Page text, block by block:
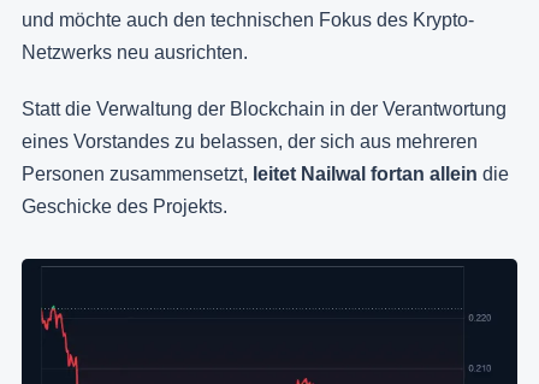
und möchte auch den technischen Fokus des Krypto-
Netzwerks neu ausrichten.
Statt die Verwaltung der Blockchain in der Verantwortung
eines Vorstandes zu belassen, der sich aus mehreren
Personen zusammensetzt, leitet Nailwal fortan allein die
Geschicke des Projekts.